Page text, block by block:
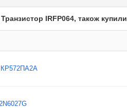
IRFP064, також купили
КР572ПА2А